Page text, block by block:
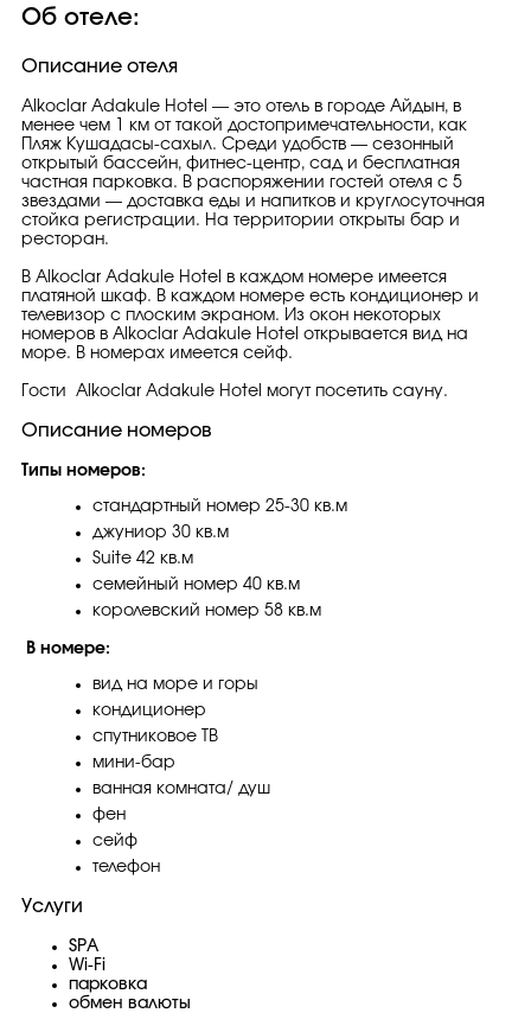
Об отеле:
Описание отеля
Alkoclar Adakule Hotel — это отель в городе Айдын, в
менее чем 1 км от такой достопримечательности, как
Пляж Кушадасы-сахыл. Среди удобств — сезонный
открытый бассейн, фитнес-центр, сад и бесплатная
частная парковка. В распоряжении гостей отеля с 5
звездами — доставка еды и напитков и круглосуточная
стойка регистрации. На территории открыты бар и
ресторан.
В Alkoclar Adakule Hotel в каждом номере имеется
платяной шкаф. В каждом номере есть кондиционер и
телевизор с плоским экраном. Из окон некоторых
номеров в Alkoclar Adakule Hotel открывается вид на
море. В номерах имеется сейф.
Гости Alkoclar Adakule Hotel могут посетить сауну.
Описание номеров
Типы номеров:
стандартный номер 25-30 кв.м
джуниор 30 кв.м
Suite 42 кв.м
семейный номер 40 кв.м
королевский номер 58 кв.м
В номере:
вид на море и горы
кондиционер
спутниковое ТВ
мини-бар
ванная комната/ душ
фен
сейф
телефон
Услуги
SPA
Wi-Fi
парковка
обмен валюты